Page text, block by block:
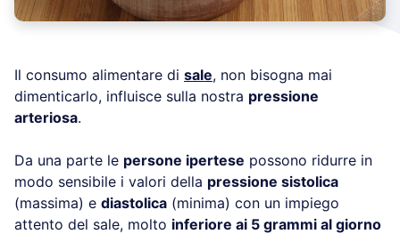
Il consumo alimentare di sale, non bisogna mai
dimenticarlo, influisce sulla nostra pressione
arteriosa.
Da una parte le persone ipertese possono ridurre in
modo sensibile i valori della pressione sistolica
(massima) e diastolica (minima) con un impiego
attento del sale, molto inferiore ai 5 grammi al giorno